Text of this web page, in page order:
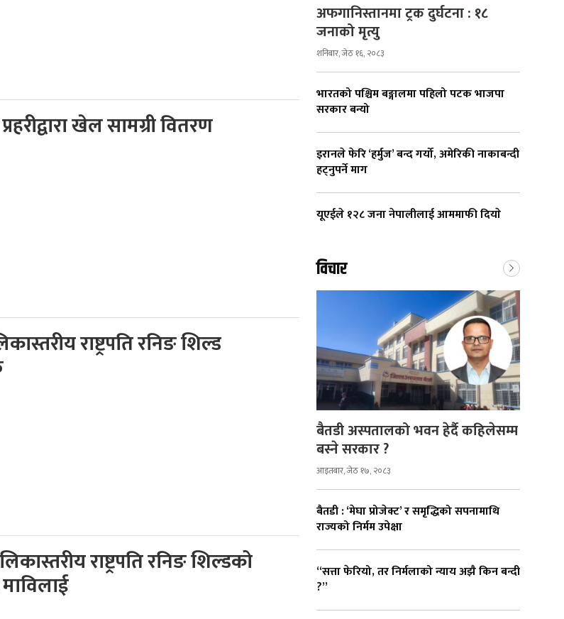
खेल सामग्री वितरण
राष्ट्रपति रनिङ शिल्ड
राष्ट्रपति रनिङ शिल्डको
अफगानिस्तानमा ट्रक दुर्घटना : १८
जनाको मृत्यु
शनिबार, जेठ १६, २०८३
भारतको पश्चिम बङ्गालमा पहिलो पटक भाजपा
सरकार बन्यो
इरानले फेरि ‘हर्मुज’ बन्द गर्यो, अमेरिकी नाकाबन्दी
हट्नुपर्ने माग
यूएईले १२८ जना नेपालीलाई आममाफी दियाे
विचार
बैतडी अस्पतालको भवन हेर्दै कहिलेसम्म
बस्ने सरकार ?
आइतबार, जेठ १७, २०८३
बैतडी : ‘मेघा प्रोजेक्ट’ र समृद्धिको सपनामाथि
राज्यको निर्मम उपेक्षा
“सत्ता फेरियो, तर निर्मलाको न्याय अझै किन बन्दी
?”